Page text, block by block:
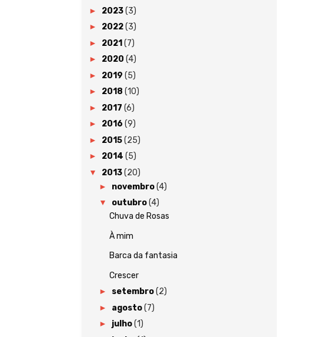
► 2023(3)
► 2022(3)
► 2021 (7)
► 2020 (4)
► 2019 (5)
► 2018 (10)
► 2017 (6)
► 2016 (9)
► 2015(25)
► 2014 (5)
▼ 2013(20)
► novembro(4)
▼ outubro(4)
Chuva de Rosas
À mim
Barca da fantasia
Crescer
► setembro(2)
► agosto(7)
► julho(1)